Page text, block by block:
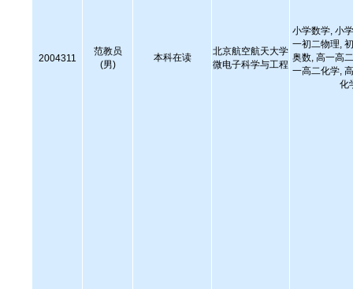
2004311
范教员
(男)
本科在读
北京航空航天大学
微电子科学与工程
小学数学, 小
一初二物理,
奥数, 高一高
一高二化学,
化